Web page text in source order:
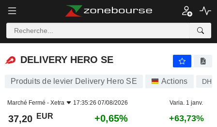
DELIVERY HERO SE
DELIVERY HERO SE
Produits de levier Delivery Hero SE Actions
Marché Fermé - Xetra 17:35:26 07/08/2026 Varia. 1 janv.
37,20 EUR +0,65% +63,73%